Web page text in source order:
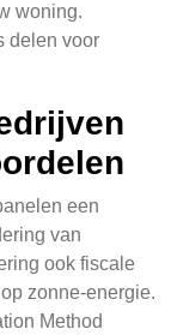
woning.
delen voor
een
van
ook fiscale
zonne-energie.
Method